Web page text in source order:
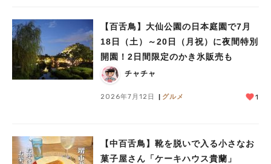
【百舌鳥】大仙公園の日本庭園で7月
18日（土）～20日（月祝）に夜間特別
開園！2日間限定のかき氷販売も
チャチャ
2026年7月12日 グルメ 1
【中百舌鳥】靴を脱いで入る小さなお
菓子屋さん「ケーキハウス貴蘭」